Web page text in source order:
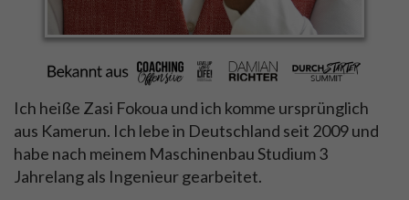
Ich heiße Zasi Fokoua und ich komme ursprünglich
aus Kamerun. Ich lebe in Deutschland seit 2009 und
habe nach meinem Maschinenbau Studium 3
Jahrelang als Ingenieur gearbeitet.